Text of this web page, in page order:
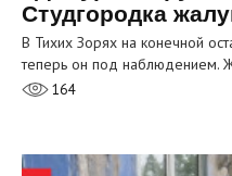
Студгородка
В Тихих Зорях на конечной
теперь он под наблюдением.
164